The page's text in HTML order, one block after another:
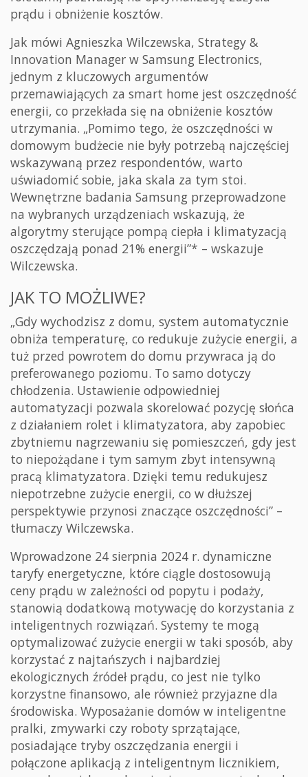
prądu i obniżenie kosztów.
Jak mówi Agnieszka Wilczewska, Strategy &
Innovation Manager w Samsung Electronics,
jednym z kluczowych argumentów
przemawiających za smart home jest oszczędność
energii, co przekłada się na obniżenie kosztów
utrzymania. „Pomimo tego, że oszczędności w
domowym budżecie nie były potrzebą najczęściej
wskazywaną przez respondentów, warto
uświadomić sobie, jaka skala za tym stoi.
Wewnętrzne badania Samsung przeprowadzone
na wybranych urządzeniach wskazują, że
algorytmy sterujące pompą ciepła i klimatyzacją
oszczędzają ponad 21% energii”* – wskazuje
Wilczewska.
JAK TO MOŻLIWE?
„Gdy wychodzisz z domu, system automatycznie
obniża temperaturę, co redukuje zużycie energii, a
tuż przed powrotem do domu przywraca ją do
preferowanego poziomu. To samo dotyczy
chłodzenia. Ustawienie odpowiedniej
automatyzacji pozwala skorelować pozycję słońca
z działaniem rolet i klimatyzatora, aby zapobiec
zbytniemu nagrzewaniu się pomieszczeń, gdy jest
to niepożądane i tym samym zbyt intensywną
pracą klimatyzatora. Dzięki temu redukujesz
niepotrzebne zużycie energii, co w dłuższej
perspektywie przynosi znaczące oszczędności” –
tłumaczy Wilczewska.
Wprowadzone 24 sierpnia 2024 r. dynamiczne
taryfy energetyczne, które ciągle dostosowują
ceny prądu w zależności od popytu i podaży,
stanowią dodatkową motywację do korzystania z
inteligentnych rozwiązań. Systemy te mogą
optymalizować zużycie energii w taki sposób, aby
korzystać z najtańszych i najbardziej
ekologicznych źródeł prądu, co jest nie tylko
korzystne finansowo, ale również przyjazne dla
środowiska. Wyposażanie domów w inteligentne
pralki, zmywarki czy roboty sprzątające,
posiadające tryby oszczędzania energii i
połączone aplikacją z inteligentnym licznikiem,